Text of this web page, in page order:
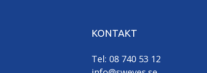
KONTAKT
Tel: 08 740 53 12